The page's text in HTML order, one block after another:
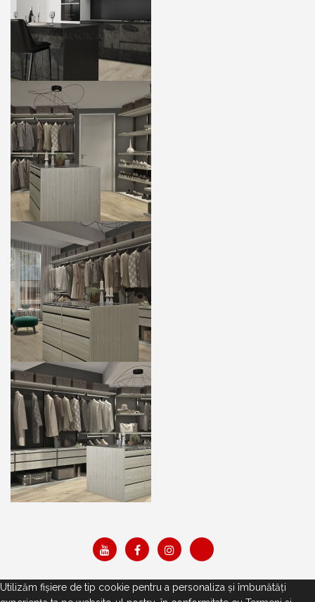
Utilizăm fişiere de tip cookie pentru a personaliza și îmbunătăți